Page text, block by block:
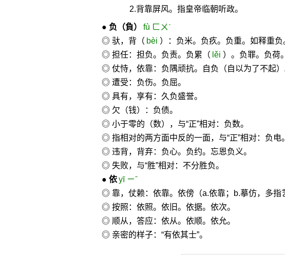
2.背靠屏风。指皇帝临朝听政。
● 负 （負）
fù ㄈㄨˋ
◎ 驮，背（ bèi ）：负米。负疚。负重。如释重负
◎ 担任：担负。负责。负累（ lěi ）。负罪。负荷
◎ 仗恃，依靠：负隅顽抗。自负（自以为了不起）
◎ 遭受：负伤。负屈。
◎ 具有，享有：久负盛誉。
◎ 欠（钱）：负债。
◎ 小于零的（数），与“正”相对：负数。
◎ 指相对的两方面中反的一面，与“正”相对：负电
◎ 违背，背弃：负心。负约。忘恩负义。
◎ 失败，与“胜”相对：不分胜负。
● 依 yī ㄧˉ
◎ 靠，仗赖：依靠。依傍（a.依靠；b.摹仿，多指
◎ 按照：依照。依旧。依据。依次。
◎ 顺从，答应：依从。依顺。依允。
◎ 亲密的样子：“有依其士”。